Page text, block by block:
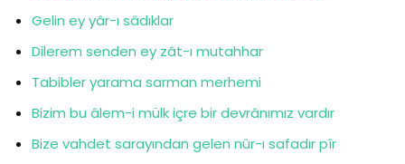
Gelin ey yâr-ı sâdıklar
Dilerem senden ey zât-ı mutahhar
Tabibler yarama sarman merhemi
Bizim bu âlem-i mülk içre bir devrânımız vardır
Bize vahdet sarayından gelen nûr-ı safadır pîr